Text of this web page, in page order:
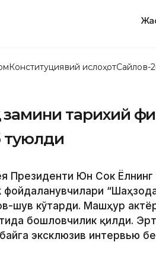
Конституциявий ислоҳотСайлов-
тарихий
туюлди
Президенти Юн Сок Ёлнинг
шув кўтарди. Машҳур
бошловчилик қилди.
эксклюзив интервью